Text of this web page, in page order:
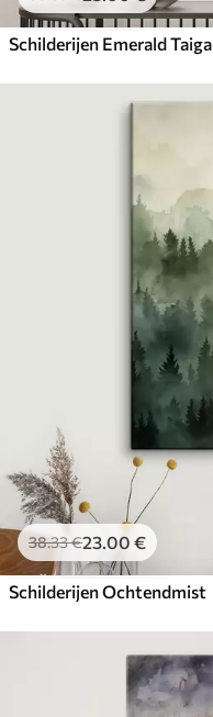
Schilderijen Emerald Taiga
38.33€23.00 €
Schilderijen Ochtendmist